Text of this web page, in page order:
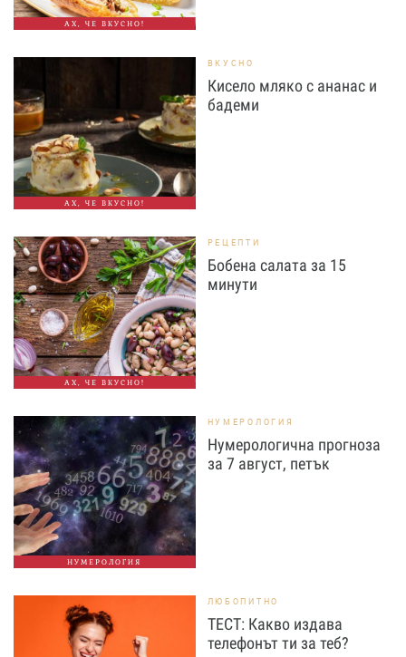
АХ, ЧЕ ВКУСНО!
АХ, ЧЕ ВКУСНО!
ВКУСНО
Кисело мляко с ананас и
бадеми
АХ, ЧЕ ВКУСНО!
РЕЦЕПТИ
Бобена салата за 15
минути
НУМЕРОЛОГИЯ
НУМЕРОЛОГИЯ
Нумерологична прогноза
за 7 август, петък
ЛЮБОПИТНО
ТЕСТ: Какво издава
телефонът ти за теб?